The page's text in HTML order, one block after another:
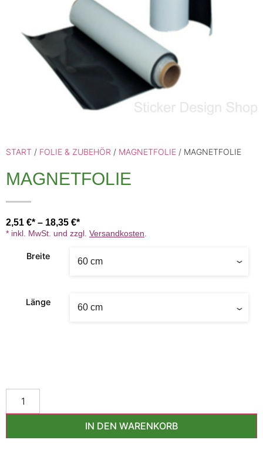
START / FOLIE & ZUBEHÖR / MAGNETFOLIE / MAGNETFOLIE
MAGNETFOLIE
2,51 € – 18,35 €
* inkl. MwSt. und zzgl. Versandkosten
Breite
Länge
IN DEN WARENKORB